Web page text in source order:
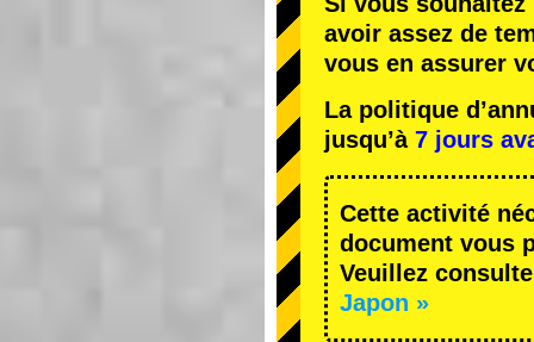
avoir assez de
vous en assurer
La politique
jusqu’à 7 jours
Cette activité
document vous
Veuillez
Japon »